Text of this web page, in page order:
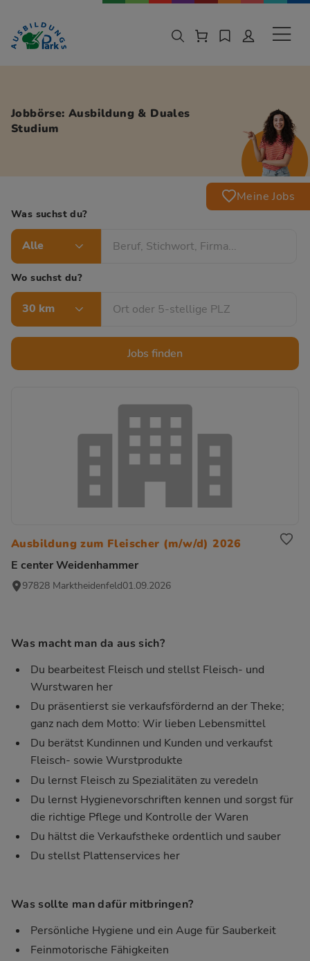
Zur Navigation springen
Zu den Hauptinhalten springen
Jobbörse: Ausbildung & Duales
Studium
Meine Jobs
Was suchst du?
Alle
Wo suchst du?
30 km
Jobs finden
Ausbildung zum Fleischer (m/w/d) 2026
E center Weidenhammer
97828 Marktheidenfeld01.09.2026
Was macht man da aus sich?
Du bearbeitest Fleisch und stellst Fleisch- und
Wurstwaren her
Du präsentierst sie verkaufsfördernd an der Theke;
ganz nach dem Motto: Wir lieben Lebensmittel
Du berätst Kundinnen und Kunden und verkaufst
Fleisch- sowie Wurstprodukte
Du lernst Fleisch zu Spezialitäten zu veredeln
Du lernst Hygienevorschriften kennen und sorgst für
die richtige Pflege und Kontrolle der Waren
Du hältst die Verkaufstheke ordentlich und sauber
Du stellst Plattenservices her
Was sollte man dafür mitbringen?
Persönliche Hygiene und ein Auge für Sauberkeit
Feinmotorische Fähigkeiten